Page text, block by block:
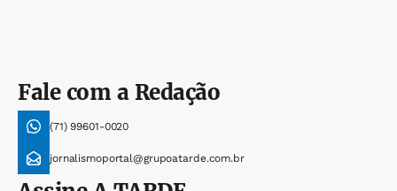
Fale com a Redação
(71) 99601-0020
jornalismoportal@grupoatarde.com.br